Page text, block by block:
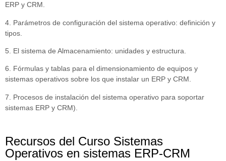
ERP y CRM.
4. Parámetros de configuración del sistema operativo: definición y
tipos.
5. El sistema de Almacenamiento: unidades y estructura.
6. Fórmulas y tablas para el dimensionamiento de equipos y
sistemas operativos sobre los que instalar un ERP y CRM.
7. Procesos de instalación del sistema operativo para soportar
sistemas ERP y CRM).
Recursos del Curso Sistemas
Operativos en sistemas ERP-CRM